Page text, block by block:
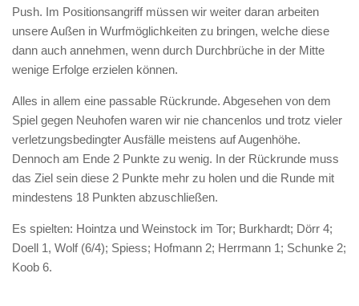
Push. Im Positionsangriff müssen wir weiter daran arbeiten
unsere Außen in Wurfmöglichkeiten zu bringen, welche diese
dann auch annehmen, wenn durch Durchbrüche in der Mitte
wenige Erfolge erzielen können.
Alles in allem eine passable Rückrunde. Abgesehen von dem
Spiel gegen Neuhofen waren wir nie chancenlos und trotz vieler
verletzungsbedingter Ausfälle meistens auf Augenhöhe.
Dennoch am Ende 2 Punkte zu wenig. In der Rückrunde muss
das Ziel sein diese 2 Punkte mehr zu holen und die Runde mit
mindestens 18 Punkten abzuschließen.
Es spielten: Hointza und Weinstock im Tor; Burkhardt; Dörr 4;
Doell 1, Wolf (6/4); Spiess; Hofmann 2; Herrmann 1; Schunke 2;
Koob 6.